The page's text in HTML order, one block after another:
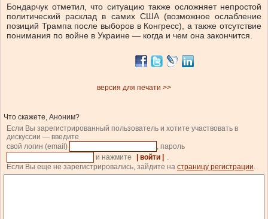
Бондарчук отметил, что ситуацию также осложняет непростой
политический расклад в самих США (возможное ослабление
позиций Трампа после выборов в Конгресс), а также отсутствие
понимания по войне в Украине — когда и чем она закончится.
версия для печати >>
Что скажете, Аноним?
Если Вы зарегистрированный пользователь и хотите участвовать в
дискуссии — введите
свой логин (email)
, пароль
и нажмите
| войти |
.
Если Вы еще не зарегистрировались, зайдите на страницу регистрации.